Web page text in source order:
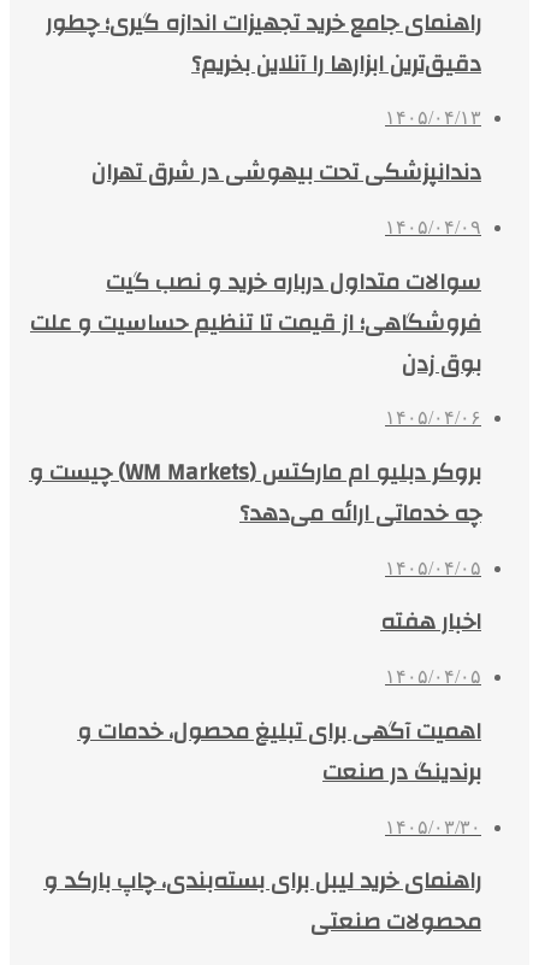
راهنمای جامع خرید تجهیزات اندازه گیری؛ چطور
دقیق‌ترین ابزارها را آنلاین بخریم؟
۱۴۰۵/۰۴/۱۳
دندانپزشکی تحت بیهوشی در شرق تهران
۱۴۰۵/۰۴/۰۹
سوالات متداول درباره خرید و نصب گیت
فروشگاهی؛ از قیمت تا تنظیم حساسیت و علت
بوق زدن
۱۴۰۵/۰۴/۰۶
بروکر دبلیو ام مارکتس (WM Markets) چیست و
چه خدماتی ارائه می‌دهد؟
۱۴۰۵/۰۴/۰۵
اخبار هفته
۱۴۰۵/۰۴/۰۵
اهمیت آگهی برای تبلیغ محصول، خدمات و
برندینگ در صنعت
۱۴۰۵/۰۳/۳۰
راهنمای خرید لیبل برای بسته‌بندی، چاپ بارکد و
محصولات صنعتی